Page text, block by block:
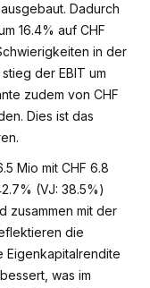
Dadurch
16.4% auf CHF
in der
der EBIT um
zudem von CHF
Dies ist das
Mio mit CHF 6.8
(VJ: 38.5%)
zusammen mit der
die
Eigenkapitalrendite
was im